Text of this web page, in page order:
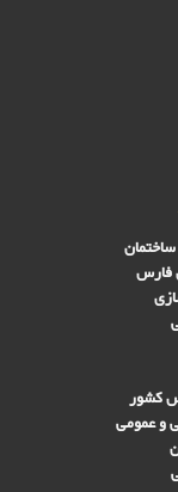
فارس
کشور
و عمومی